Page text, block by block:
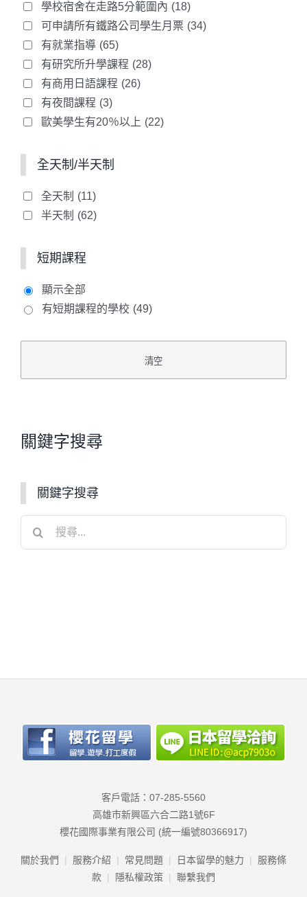
學校宿舍在走路5分範圍內 (18)
可申請所有鐵路公司學生月票 (34)
有就業指導 (65)
有研究所升學課程 (28)
有商用日語課程 (26)
有夜間課程 (3)
歐美學生有20％以上 (22)
全天制/半天制
全天制 (11)
半天制 (62)
短期課程
顯示全部
有短期課程的學校 (49)
關鍵字搜尋
關鍵字搜尋
客戶電話：07-285-5560
高雄市新興區六合二路1號6F
櫻花國際事業有限公司 (統一編號80366917)
關於我們 服務介紹 常見問題 日本留學的魅力
服務條
款
隱私權政策 聯繫我們